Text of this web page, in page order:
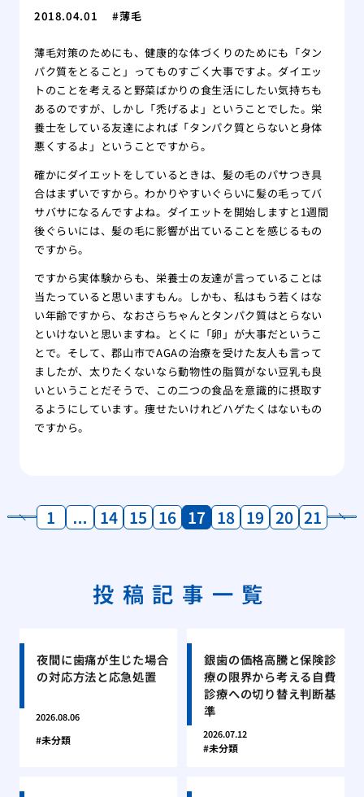
2018.04.01 薄毛
薄毛対策のためにも、健康的な体づくりのためにも「タン
パク質をとること」ってものすごく大事ですよ。ダイエッ
トのことを考えると野菜ばかりの食生活にしたい気持ちも
あるのですが、しかし「禿げるよ」ということでした。栄
養士をしている友達によれば「タンパク質とらないと身体
悪くするよ」ということですから。
確かにダイエットをしているときは、髪の毛のパサつき具
合はまずいですから。わかりやすいぐらいに髪の毛ってバ
サバサになるんですよね。ダイエットを開始しますと1週間
後ぐらいには、髪の毛に影響が出ていることを感じるもの
ですから。
ですから実体験からも、栄養士の友達が言っていることは
当たっていると思いますもん。しかも、私はもう若くはな
い年齢ですから、なおさらちゃんとタンパク質はとらない
といけないと思いますね。とくに「卵」が大事だというこ
とで。そして、郡山市でAGAの治療を受けた友人も言って
ましたが、太りたくないなら動物性の脂質がない豆乳も良
いということだそうで、この二つの食品を意識的に摂取す
るようにしています。痩せたいけれどハゲたくはないもの
ですから。
1 … 14 15 16 17 18 19 20 21
投稿記事一覧
夜間に歯痛が生じた場合
の対応方法と応急処置
2026.08.06
未分類
銀歯の価格高騰と保険診
療の限界から考える自費
診療への切り替え判断基
準
2026.07.12
未分類